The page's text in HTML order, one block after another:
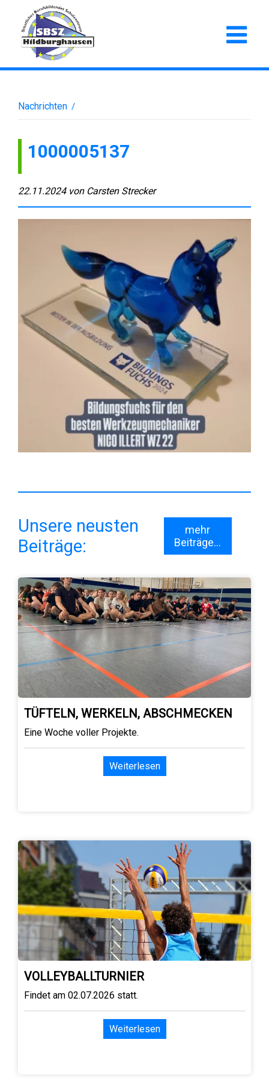
Nachrichten /
1000005137
22.11.2024 von Carsten Strecker
Unsere neusten
Beiträge:
mehr
Beiträge...
TÜFTELN, WERKELN, ABSCHMECKEN
Eine Woche voller Projekte.
Weiterlesen
VOLLEYBALLTURNIER
Findet am 02.07.2026 statt.
Weiterlesen